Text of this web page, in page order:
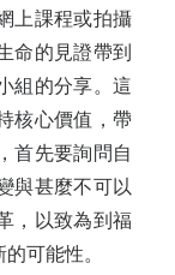
上課程或拍攝
命的見證帶到
組的分享。這
核心價值，帶
首先要詢問自
與甚麼不可以
，以致為到福
可能性。